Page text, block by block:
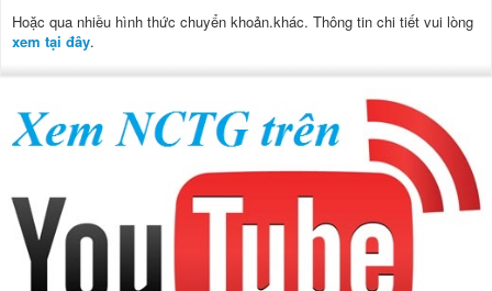
Hoặc qua nhiều hình thức chuyển khoản.khác. Thông tin chi tiết vui lòng
xem tại đây.